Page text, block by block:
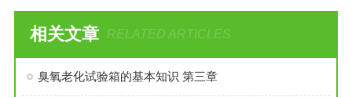
相关文章 RELATED ARTICLES
臭氧老化试验箱的基本知识 第三章